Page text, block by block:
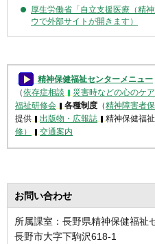
厚生労働省「自立支援医療（精
ウで外部サイトが開きます）
精神保健福祉センターメニュー
（依存症相談 災害時などの心のケア
福祉研修会
各種制度 （精神障害者
提供
出版物・広報誌 精神保健福
修）
交通案内
お問い合わせ
所属課室：長野県精神保健福祉
長野市大字下駒沢618-1